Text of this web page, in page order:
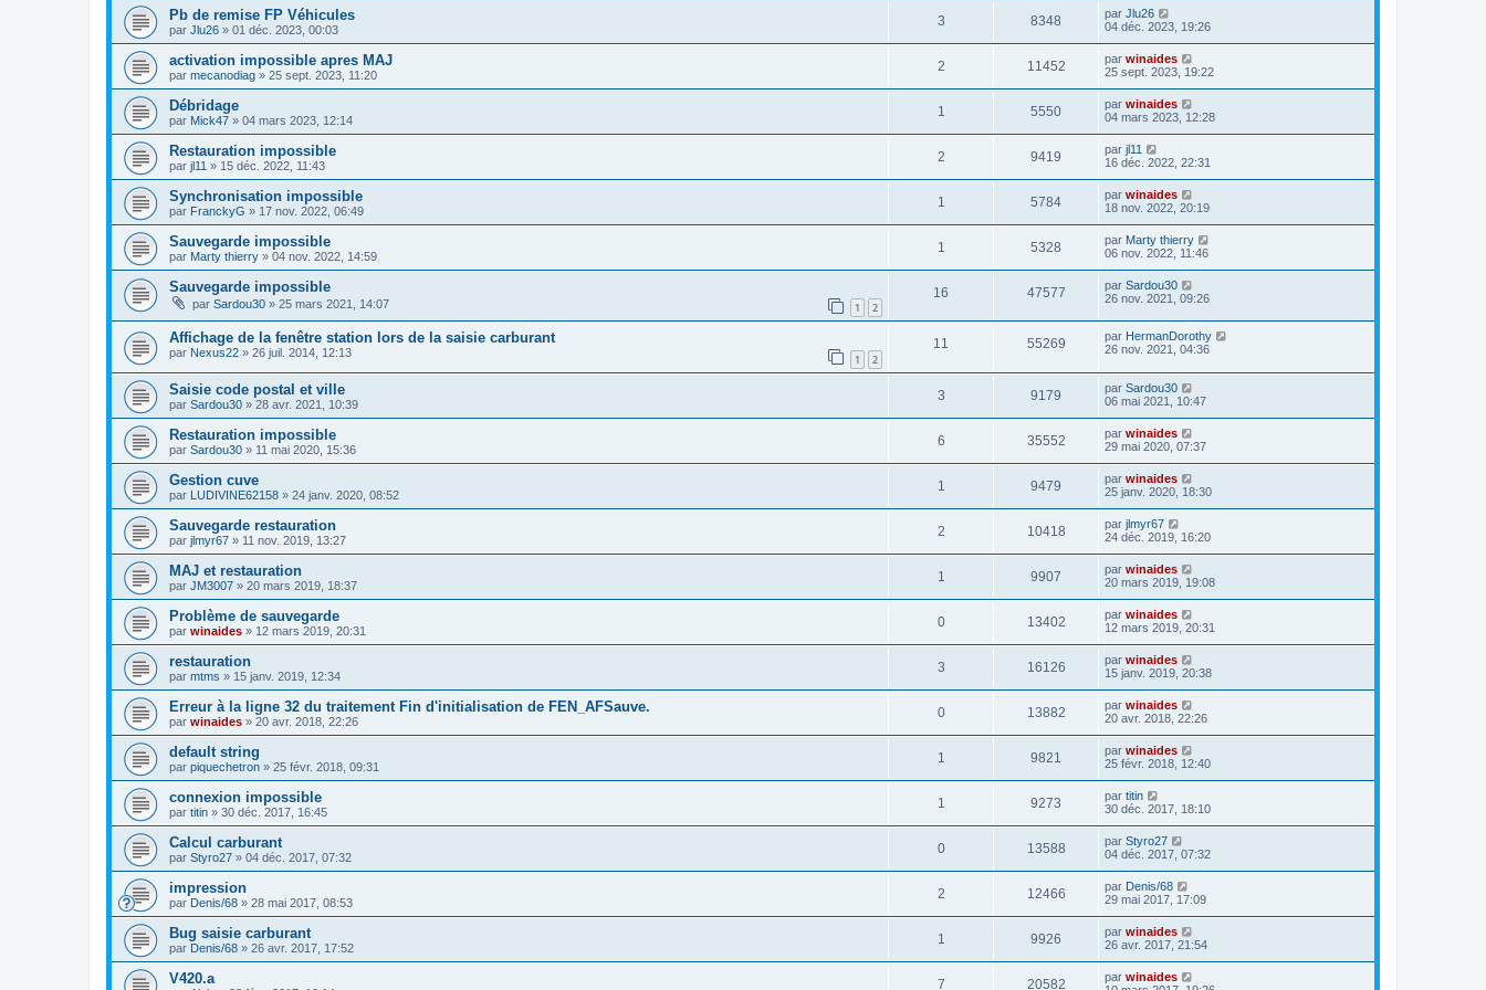
Pb de remise FP Véhicules
par Jlu26 » 01 déc. 2023, 00:03
3 8348 par Jlu26
04 déc. 2023, 19:26
activation impossible apres MAJ
par mecanodiag » 25 sept. 2023, 11:20
2 11452 par winaides
25 sept. 2023, 19:22
Débridage
par Mick47 » 04 mars 2023, 12:14
1 5550 par winaides
04 mars 2023, 12:28
Restauration impossible
par jl11 » 15 déc. 2022, 11:43
2 9419 par jl11
16 déc. 2022, 22:31
Synchronisation impossible
par FranckyG » 17 nov. 2022, 06:49
1 5784 par winaides
18 nov. 2022, 20:19
Sauvegarde impossible
par Marty thierry » 04 nov. 2022, 14:59
1 5328 par Marty thierry
06 nov. 2022, 11:46
Sauvegarde impossible
par Sardou30 » 25 mars 2021, 14:07 1 2
16 47577 par Sardou30
26 nov. 2021, 09:26
Affichage de la fenêtre station lors de la saisie carburant
par Nexus22 » 26 juil. 2014, 12:13 1 2
11 55269 par HermanDorothy
26 nov. 2021, 04:36
Saisie code postal et ville
par Sardou30 » 28 avr. 2021, 10:39
3 9179 par Sardou30
06 mai 2021, 10:47
Restauration impossible
par Sardou30 » 11 mai 2020, 15:36
6 35552 par winaides
29 mai 2020, 07:37
Gestion cuve
par LUDIVINE62158 » 24 janv. 2020, 08:52
1 9479 par winaides
25 janv. 2020, 18:30
Sauvegarde restauration
par jlmyr67 » 11 nov. 2019, 13:27
2 10418 par jlmyr67
24 déc. 2019, 16:20
MAJ et restauration
par JM3007 » 20 mars 2019, 18:37
1 9907 par winaides
20 mars 2019, 19:08
Problème de sauvegarde
par winaides » 12 mars 2019, 20:31
0 13402 par winaides
12 mars 2019, 20:31
restauration
par mtms » 15 janv. 2019, 12:34
3 16126 par winaides
15 janv. 2019, 20:38
Erreur à la ligne 32 du traitement Fin d'initialisation de FEN_AFSauve.
par winaides » 20 avr. 2018, 22:26
0 13882 par winaides
20 avr. 2018, 22:26
default string
par piquechetron » 25 févr. 2018, 09:31
1 9821 par winaides
25 févr. 2018, 12:40
connexion impossible
par titin » 30 déc. 2017, 16:45
1 9273 par titin
30 déc. 2017, 18:10
Calcul carburant
par Styro27 » 04 déc. 2017, 07:32
0 13588 par Styro27
04 déc. 2017, 07:32
impression
par Denis/68 » 28 mai 2017, 08:53
2 12466 par Denis/68
29 mai 2017, 17:09
Bug saisie carburant
par Denis/68 » 26 avr. 2017, 17:52
1 9926 par winaides
26 avr. 2017, 21:54
V420.a 7 20582 par winaides